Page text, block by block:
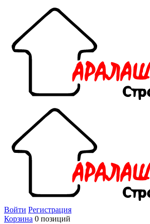
Войти Регистрация
Корзина 0 позиций